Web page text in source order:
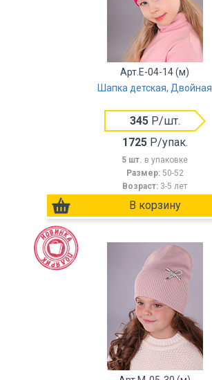
Арт.E-04-14 (м)
Шапка детская, Двойная
345Р/шт.
1725Р/упак.
5 шт. в упаковке
Размер: 50-52
Возраст: 3-5 лет